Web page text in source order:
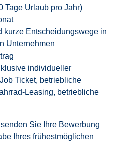
Tage Urlaub pro Jahr)
kurze Entscheidungswege in
Unternehmen
individueller
Ticket, betriebliche
Leasing, betriebliche
Sie Ihre Bewerbung
Ihres frühestmöglichen